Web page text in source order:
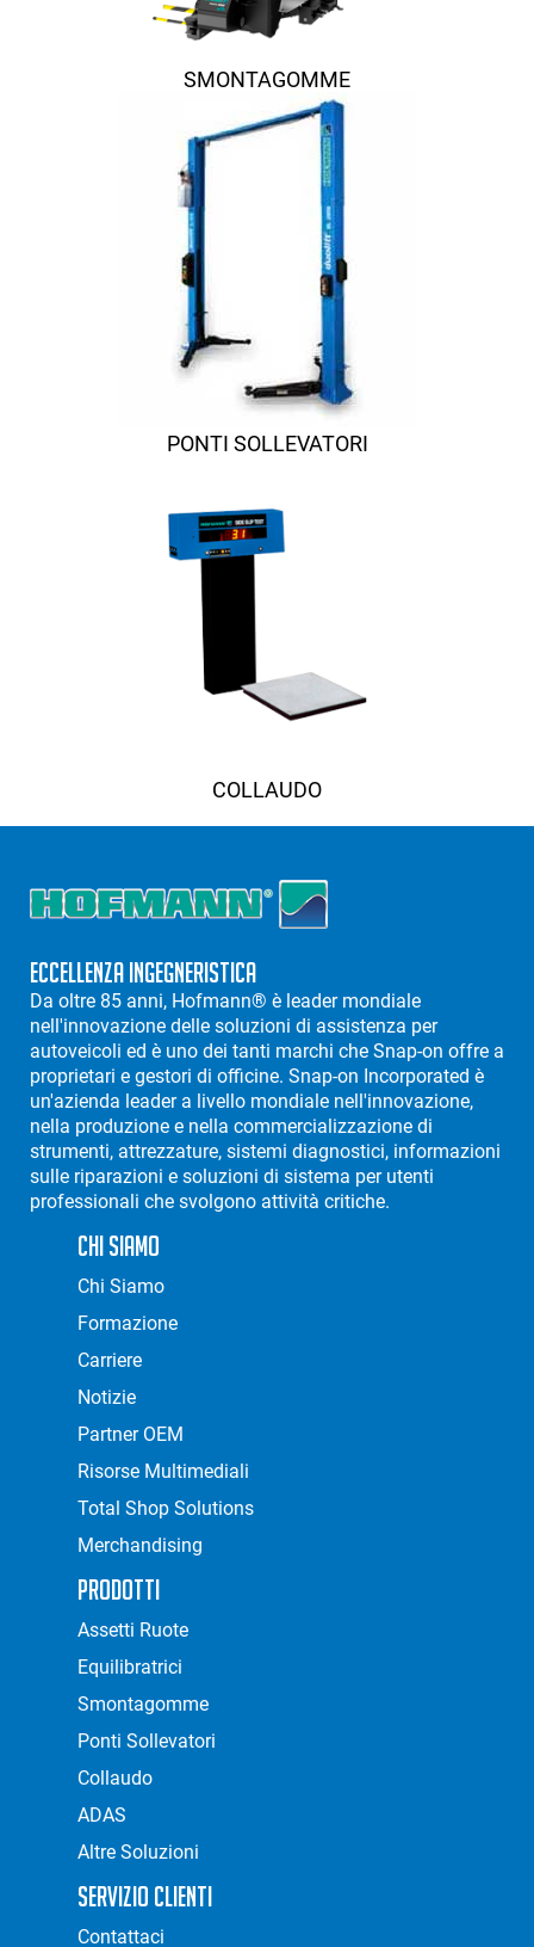
SMONTAGOMME
PONTI SOLLEVATORI
COLLAUDO
Eccellenza Ingegneristica
Da oltre 85 anni, Hofmann® è leader mondiale
nell'innovazione delle soluzioni di assistenza per
autoveicoli ed è uno dei tanti marchi che Snap-on offre a
proprietari e gestori di officine. Snap-on Incorporated è
un'azienda leader a livello mondiale nell'innovazione,
nella produzione e nella commercializzazione di
strumenti, attrezzature, sistemi diagnostici, informazioni
sulle riparazioni e soluzioni di sistema per utenti
professionali che svolgono attività critiche.
Chi Siamo
Chi Siamo
Formazione
Carriere
Notizie
Partner OEM
Risorse Multimediali
Total Shop Solutions
Merchandising
Prodotti
Assetti Ruote
Equilibratrici
Smontagomme
Ponti Sollevatori
Collaudo
ADAS
Altre Soluzioni
Servizio Clienti
Contattaci